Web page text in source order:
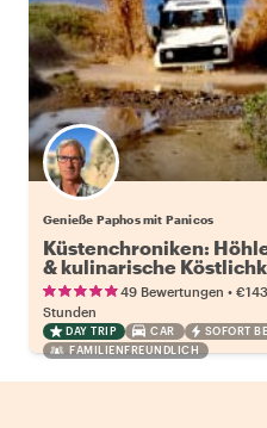
Genieße Paphos mit Panicos
Küstenchroniken:
& kulinarische
49 Bewertungen •
Stunden
DAY TRIP CAR
SOFORT
FAMILIENFREUNDLICH